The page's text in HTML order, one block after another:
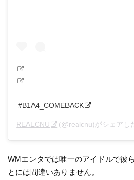
‪#B1A4_COMEBACK
REALCNU (@realcnu)がシェアし
WMエンタでは唯一のアイドルで彼
とには間違いありません。